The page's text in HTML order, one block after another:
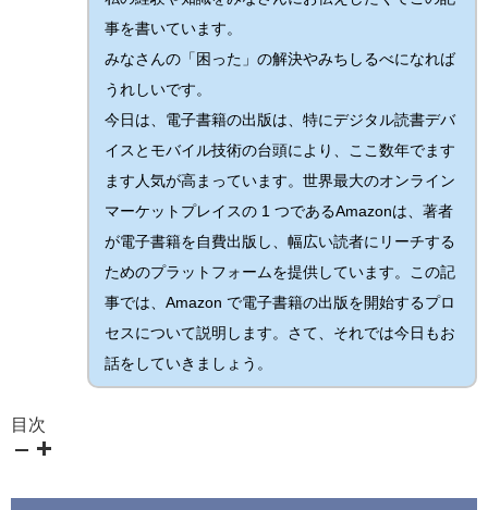
事を書いています。
みなさんの「困った」の解決やみちしるべになれば
うれしいです。
今日は、電子書籍の出版は、特にデジタル読書デバ
イスとモバイル技術の台頭により、ここ数年でます
ます人気が高まっています。世界最大のオンライン
マーケットプレイスの 1 つであるAmazonは、著者
が電子書籍を自費出版し、幅広い読者にリーチする
ためのプラットフォームを提供しています。この記
事では、Amazon で電子書籍の出版を開始するプロ
セスについて説明します。さて、それでは今日もお
話をしていきましょう。
目次